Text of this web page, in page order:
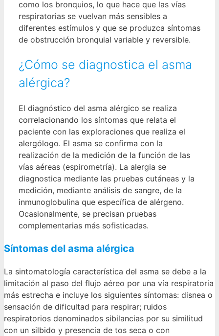
como los bronquios, lo que hace que las vías
respiratorias se vuelvan más sensibles a
diferentes estímulos y que se produzca síntomas
de obstrucción bronquial variable y reversible.
¿Cómo se diagnostica el asma
alérgica?
El diagnóstico del asma alérgico se realiza
correlacionando los síntomas que relata el
paciente con las exploraciones que realiza el
alergólogo. El asma se confirma con la
realización de la medición de la función de las
vías aéreas (espirometría). La alergia se
diagnostica mediante las pruebas cutáneas y la
medición, mediante análisis de sangre, de la
inmunoglobulina que específica de alérgeno.
Ocasionalmente, se precisan pruebas
complementarias más sofisticadas.
Síntomas del asma alérgica
La sintomatología característica del asma se debe a la
limitación al paso del flujo aéreo por una vía respiratoria
más estrecha e incluye los siguientes síntomas: disnea o
sensación de dificultad para respirar; ruidos
respiratorios denominados sibilancias por su similitud
con un silbido y presencia de tos seca o con